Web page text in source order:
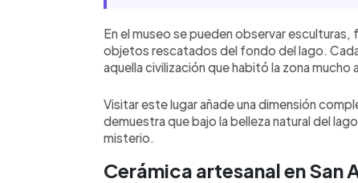
En el museo se pueden observar
objetos rescatados del fondo del lago.
aquella civilización que habitó la zona
Visitar este lugar añade una dimensión
demuestra que bajo la belleza natural del
misterio.
Cerámica artesanal en San